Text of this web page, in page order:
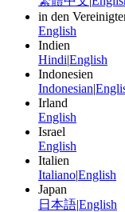
in den
English
Indien
Hindi|English
Indonesien
Indonesian|
Irland
English
Israel
English
Italien
Italiano|English
Japan
日本語|English